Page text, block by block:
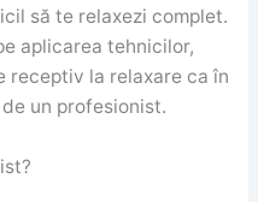
să te relaxezi complet.
aplicarea tehnicilor,
receptiv la relaxare ca în
un profesionist.